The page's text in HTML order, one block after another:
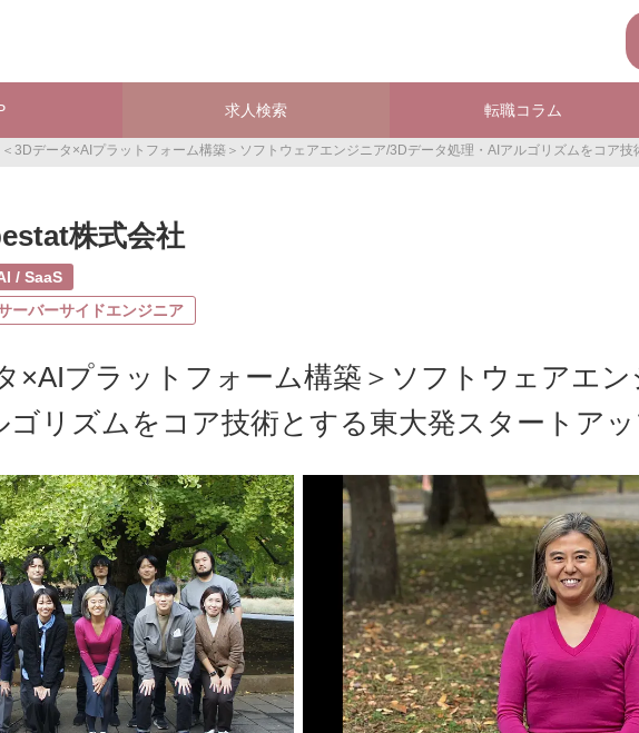
求人検索 転職コラム
＜3Dデータ×AIプラットフォーム構築＞ソフトウェアエンジニア/3Dデータ処理・AIアルゴリズムをコア
株式会社
/ SaaS
ーバーサイドエンジニア
×AIプラットフォーム構築＞ソフトウェアエ
ゴリズムをコア技術とする東大発スタートア